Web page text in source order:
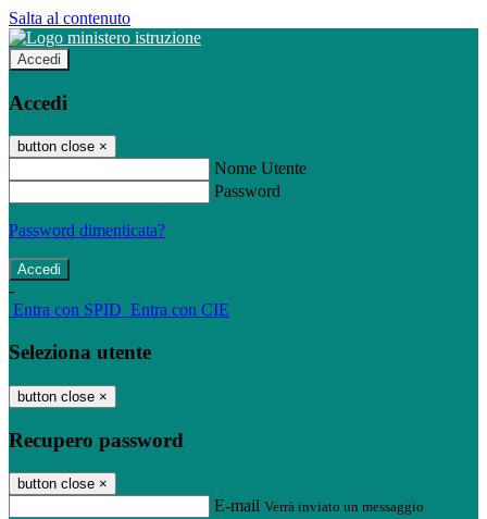
Salta al contenuto
Accedi
Accedi
button close ×
Nome Utente
Password
Password dimenticata?
-
Entra con SPID Entra con CIE
Seleziona utente
button close ×
Recupero password
button close ×
E-mail Verrà inviato un messaggio